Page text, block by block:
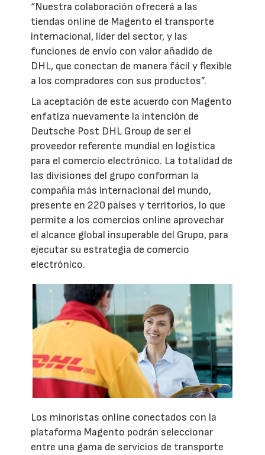
“Nuestra colaboración ofrecerá a las
tiendas online de Magento el transporte
internacional, líder del sector, y las
funciones de envío con valor añadido de
DHL, que conectan de manera fácil y flexible
a los compradores con sus productos”.
La aceptación de este acuerdo con Magento
enfatiza nuevamente la intención de
Deutsche Post DHL Group de ser el
proveedor referente mundial en logística
para el comercio electrónico. La totalidad de
las divisiones del grupo conforman la
compañía más internacional del mundo,
presente en 220 países y territorios, lo que
permite a los comercios online aprovechar
el alcance global insuperable del Grupo, para
ejecutar su estrategia de comercio
electrónico.
Los minoristas online conectados con la
plataforma Magento podrán seleccionar
entre una gama de servicios de transporte